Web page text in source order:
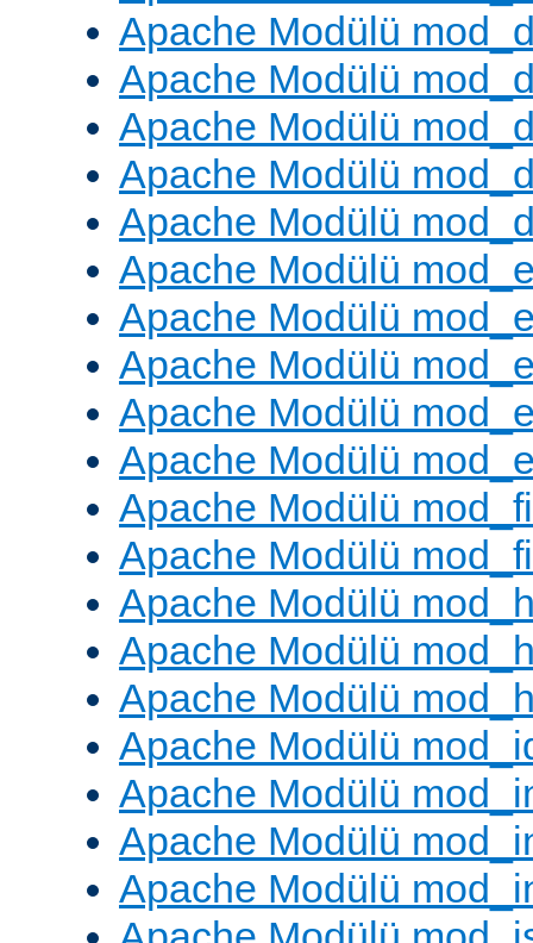
Apache Modülü
Apache Modülü
Apache Modülü
Apache Modülü
Apache Modülü
Apache Modülü
Apache Modülü
Apache Modülü
Apache Modülü
Apache Modülü
Apache Modülü
Apache Modülü
Apache Modülü
Apache Modülü
Apache Modülü
Apache Modülü
Apache Modülü
Apache Modülü
Apache Modülü